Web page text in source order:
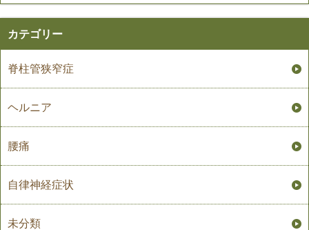
カテゴリー
脊柱管狭窄症
ヘルニア
腰痛
自律神経症状
未分類